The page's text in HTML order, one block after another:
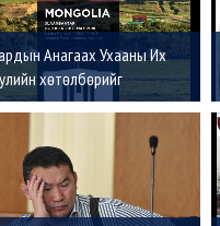
Анагаах Ухааны Их
хөтөлбөрийг
эх орондоо